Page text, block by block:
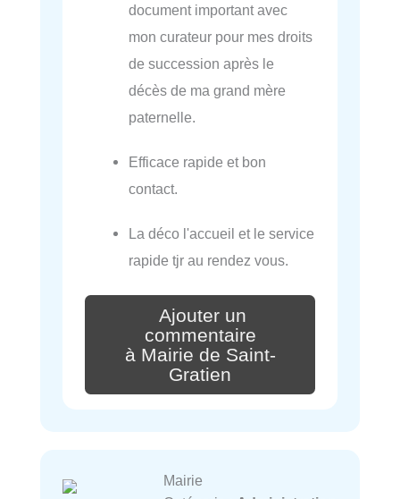
document important avec
mon curateur pour mes droits
de succession après le
décès de ma grand mère
paternelle.
Efficace rapide et bon
contact.
La déco l'accueil et le service
rapide tjr au rendez vous.
Ajouter un
commentaire
à Mairie de Saint-
Gratien
Mairie